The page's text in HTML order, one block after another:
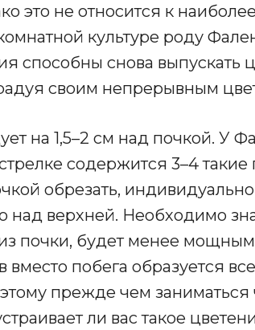
это не относится к наиболее
культуре роду
способны снова выпускать
своим непрерывным
на 1,5–2 см над почкой. У
содержится 3–4 такие
обрезать,
верхней. Необходимо
почки, будет менее
побега образуется
прежде чем заниматься
ли вас такое